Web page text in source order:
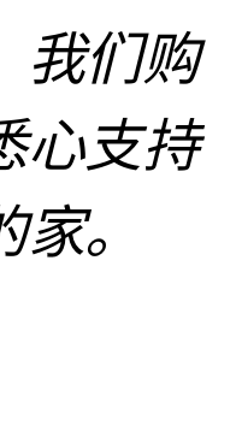
我们购
心支持
。